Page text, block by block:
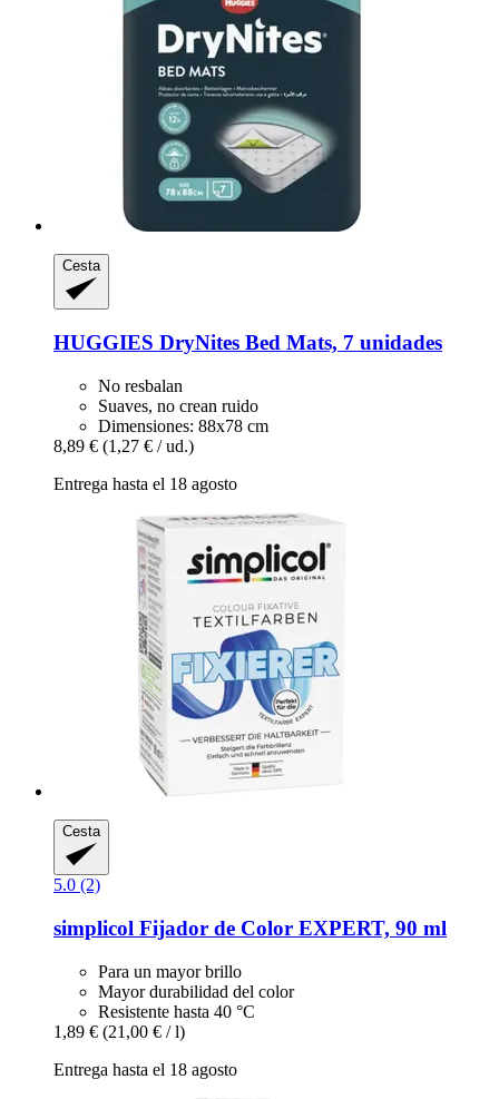
Cesta
HUGGIES DryNites Bed Mats, 7 unidades
No resbalan
Suaves, no crean ruido
Dimensiones: 88x78 cm
8,89 € (1,27 € / ud.)
Entrega hasta el 18 agosto
Cesta
5.0 (2)
simplicol Fijador de Color EXPERT, 90 ml
Para un mayor brillo
Mayor durabilidad del color
Resistente hasta 40 °C
1,89 € (21,00 € / l)
Entrega hasta el 18 agosto